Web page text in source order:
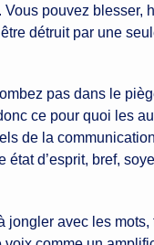
Vous pouvez blesser,
détruit par une
pas dans le
ce pour quoi les
de la
état d’esprit, bref,
jongler avec les